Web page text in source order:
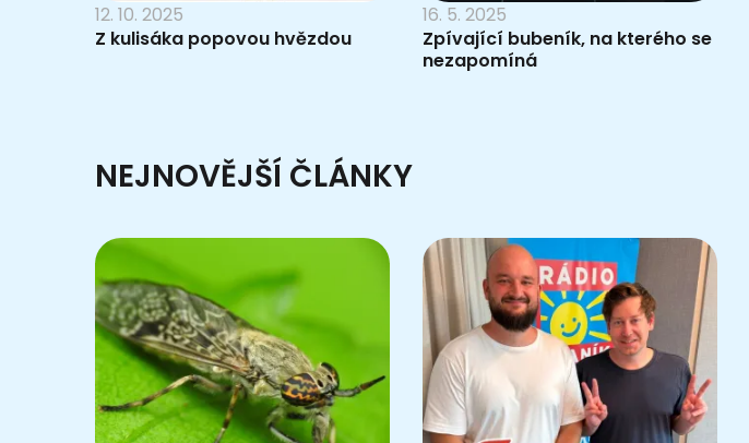
12. 10. 2025
Z kulisáka popovou hvězdou
16. 5. 2025
Zpívající bubeník, na kterého se
nezapomíná
NEJNOVĚJŠÍ ČLÁNKY